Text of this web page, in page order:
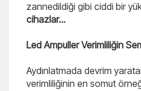
zannedildiği gibi ciddi bir
cihazlar...
Led Ampuller Verimliliğin
Aydınlatmada devrim
verimliliğinin en somut